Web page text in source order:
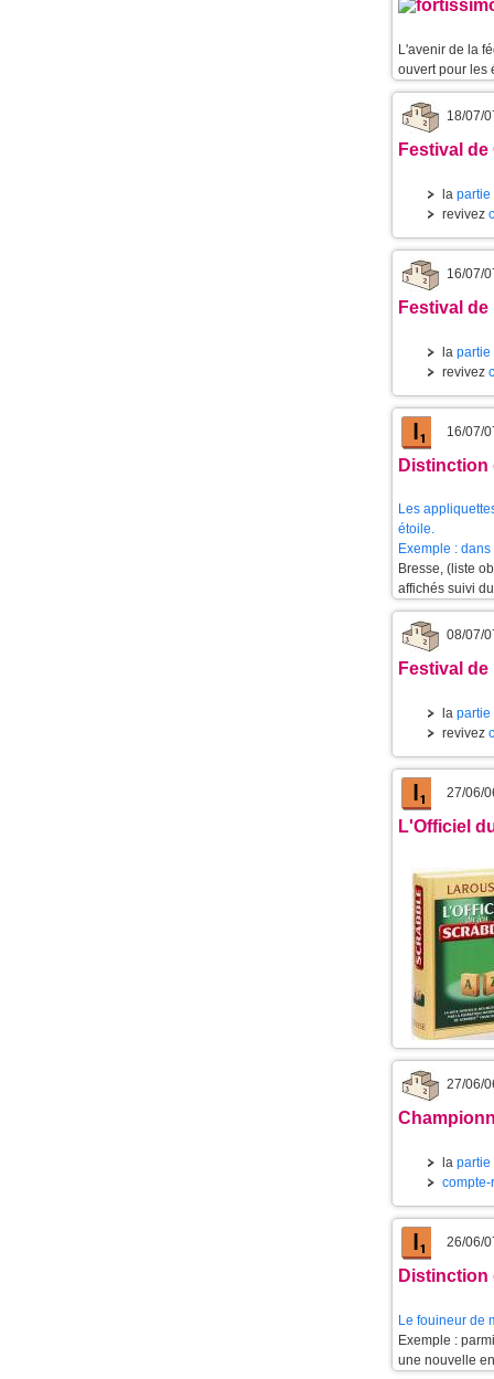
L'avenir de la
ouvert pour les
18/07/
Festival
la partie
revivez
16/07/
Festival
la partie
revivez
16/07/
Distinction
Les
étoile.
Exemple :
Bresse, (liste
affichés suivi
08/07/
Festival de
la partie
revivez
27/06/
L'Officiel
27/06/
la partie
26/06/
Distinction
Le fouineur de
Exemple :
une nouvelle